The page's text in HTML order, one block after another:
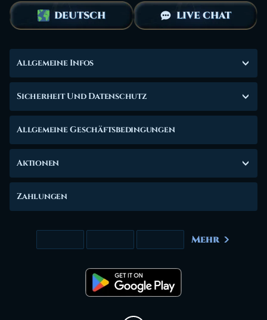
DEUTSCH LIVE CHAT
Allgemeine Infos
Sicherheit Und Datenschutz
Allgemeine Geschäftsbedingungen
Aktionen
Zahlungen
Mehr